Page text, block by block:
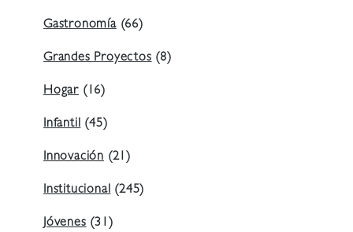
Gastronomía(66)
Grandes Proyectos (8)
Hogar (16)
Infantil (45)
Innovación (21)
Institucional (245)
Jóvenes (31)